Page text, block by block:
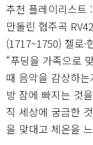
추천 플레이리스트
만돌린 협주곡
(1717~1750) 첼로·
“푸딩을 가족으로
때 음악을 감상하
방 잠에 빠지는 것
직 세상에 궁금한
을 맞대고 체온을